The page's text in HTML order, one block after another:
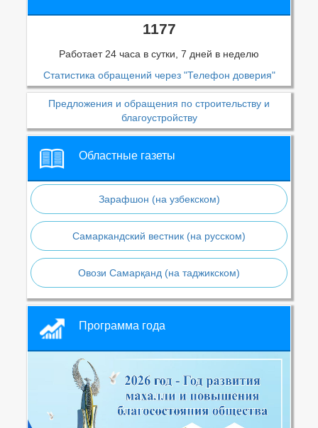
1177
Работает 24 часа в сутки, 7 дней в неделю
Статистика обращений через "Телефон доверия"
Предложения и обращения по строительству и
благоустройству
Областные газеты
Зарафшон (на узбекском)
Самаркандский вестник (на русском)
Овози Самарқанд (на таджикском)
Программа года